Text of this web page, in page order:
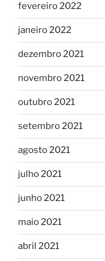
fevereiro 2022
janeiro 2022
dezembro 2021
novembro 2021
outubro 2021
setembro 2021
agosto 2021
julho 2021
junho 2021
maio 2021
abril 2021